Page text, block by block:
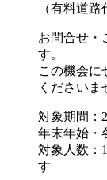
（有料道路
お問合せ・
す。
この機会に
くださいま
対象期間：
年末年始・
対象人数
す